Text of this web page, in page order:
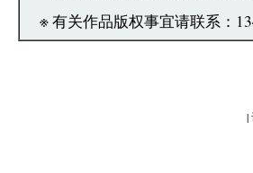
※ 有关作品版权事宜请联系：
|